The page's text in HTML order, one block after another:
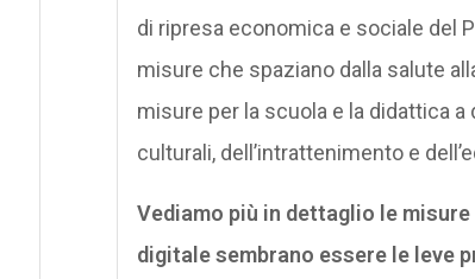
di ripresa economica e sociale del
misure che spaziano dalla salute
misure per la scuola e la didattica
culturali, dell’intrattenimento e
Vediamo più in dettaglio le
digitale sembrano essere le leve